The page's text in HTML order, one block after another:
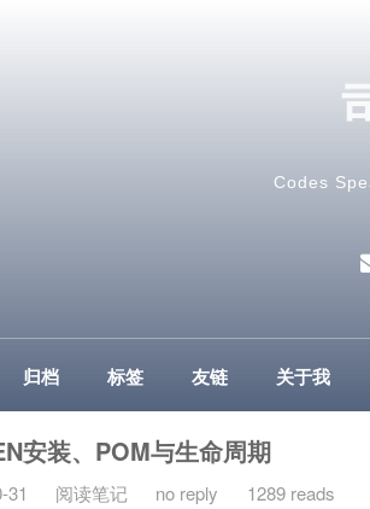
Codes
归档 标签 友链 关于我
安装、POM与生命周期
31 阅读笔记 no reply 1289 reads